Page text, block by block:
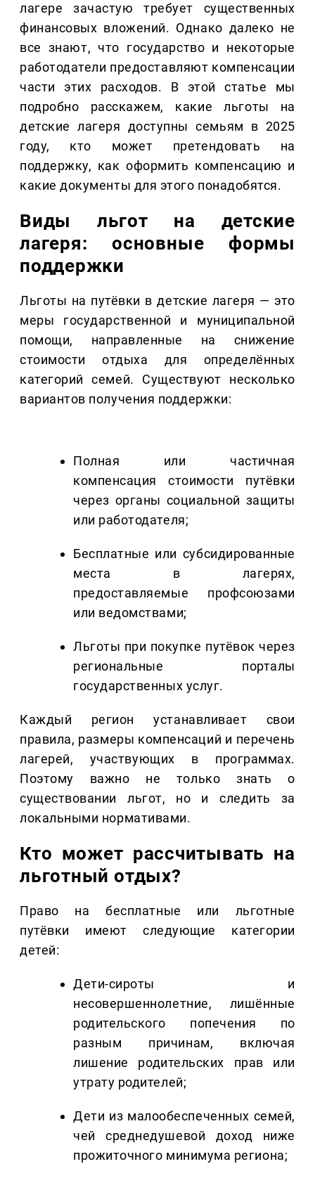
лагере зачастую требует существенных
финансовых вложений. Однако далеко не
все знают, что государство и некоторые
работодатели предоставляют компенсации
части этих расходов. В этой статье мы
подробно расскажем, какие льготы на
детские лагеря доступны семьям в 2025
году, кто может претендовать на
поддержку, как оформить компенсацию и
какие документы для этого понадобятся.
Виды льгот на детские
лагеря: основные формы
поддержки
Льготы на путёвки в детские лагеря — это
меры государственной и муниципальной
помощи, направленные на снижение
стоимости отдыха для определённых
категорий семей. Существуют несколько
вариантов получения поддержки:
Полная или частичная
компенсация стоимости путёвки
через органы социальной защиты
или работодателя;
Бесплатные или субсидированные
места в лагерях,
предоставляемые профсоюзами
или ведомствами;
Льготы при покупке путёвок через
региональные порталы
государственных услуг.
Каждый регион устанавливает свои
правила, размеры компенсаций и перечень
лагерей, участвующих в программах.
Поэтому важно не только знать о
существовании льгот, но и следить за
локальными нормативами.
Кто может рассчитывать на
льготный отдых?
Право на бесплатные или льготные
путёвки имеют следующие категории
детей:
Дети-сироты и
несовершеннолетние, лишённые
родительского попечения по
разным причинам, включая
лишение родительских прав или
утрату родителей;
Дети из малообеспеченных семей,
чей среднедушевой доход ниже
прожиточного минимума региона;